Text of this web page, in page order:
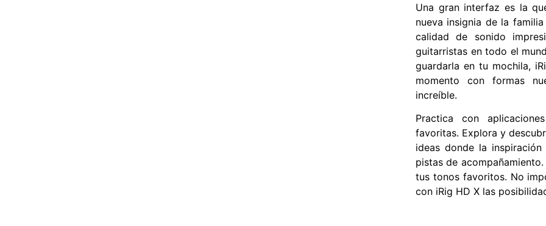
Una gran interfaz es la
nueva insignia de la
calidad de sonido
guitarristas en todo el
guardarla en tu mochila,
momento con formas
increíble.
Practica con
favoritas. Explora y
ideas donde la
pistas de
tus tonos favoritos. No
con iRig HD X las